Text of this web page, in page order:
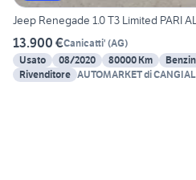
Jeep Renegade 1.0 T3 Limited PARI
13.900 €Canicatti' (AG)
Usato
08/2020 80000 Km
Rivenditore AUTOMARKET di